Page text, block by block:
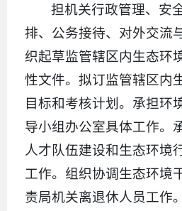
担机关行政管理、安
排、公务接待、对外交流
织起草监管辖区内生态环
性文件。拟订监管辖区内
目标和考核计划。承担环
导小组办公室具体工作。
人才队伍建设和生态环境
工作。组织协调生态环境
责局机关离退休人员工作